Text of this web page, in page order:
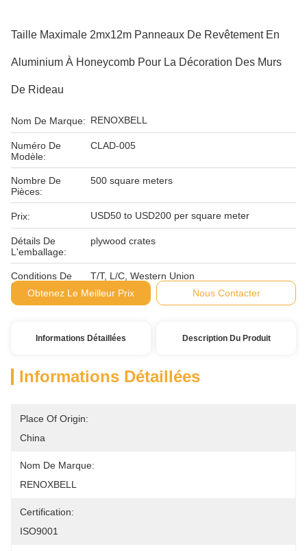
Taille Maximale 2mx12m Panneaux De Revêtement En
Aluminium À Honeycomb Pour La Décoration Des Murs
De Rideau
Nom De Marque: RENOXBELL
Numéro De
Modèle:
CLAD-005
Nombre De
Pièces:
500 square meters
Prix: USD50 to USD200 per square meter
Détails De
L'emballage:
plywood crates
Conditions De
Paiement:
T/T, L/C, Western Union
Obtenez Le Meilleur Prix
Nous Contacter
Informations Détaillées Description Du Produit
Informations Détaillées
Place Of Origin:
China
Nom De Marque:
RENOXBELL
Certification:
ISO9001